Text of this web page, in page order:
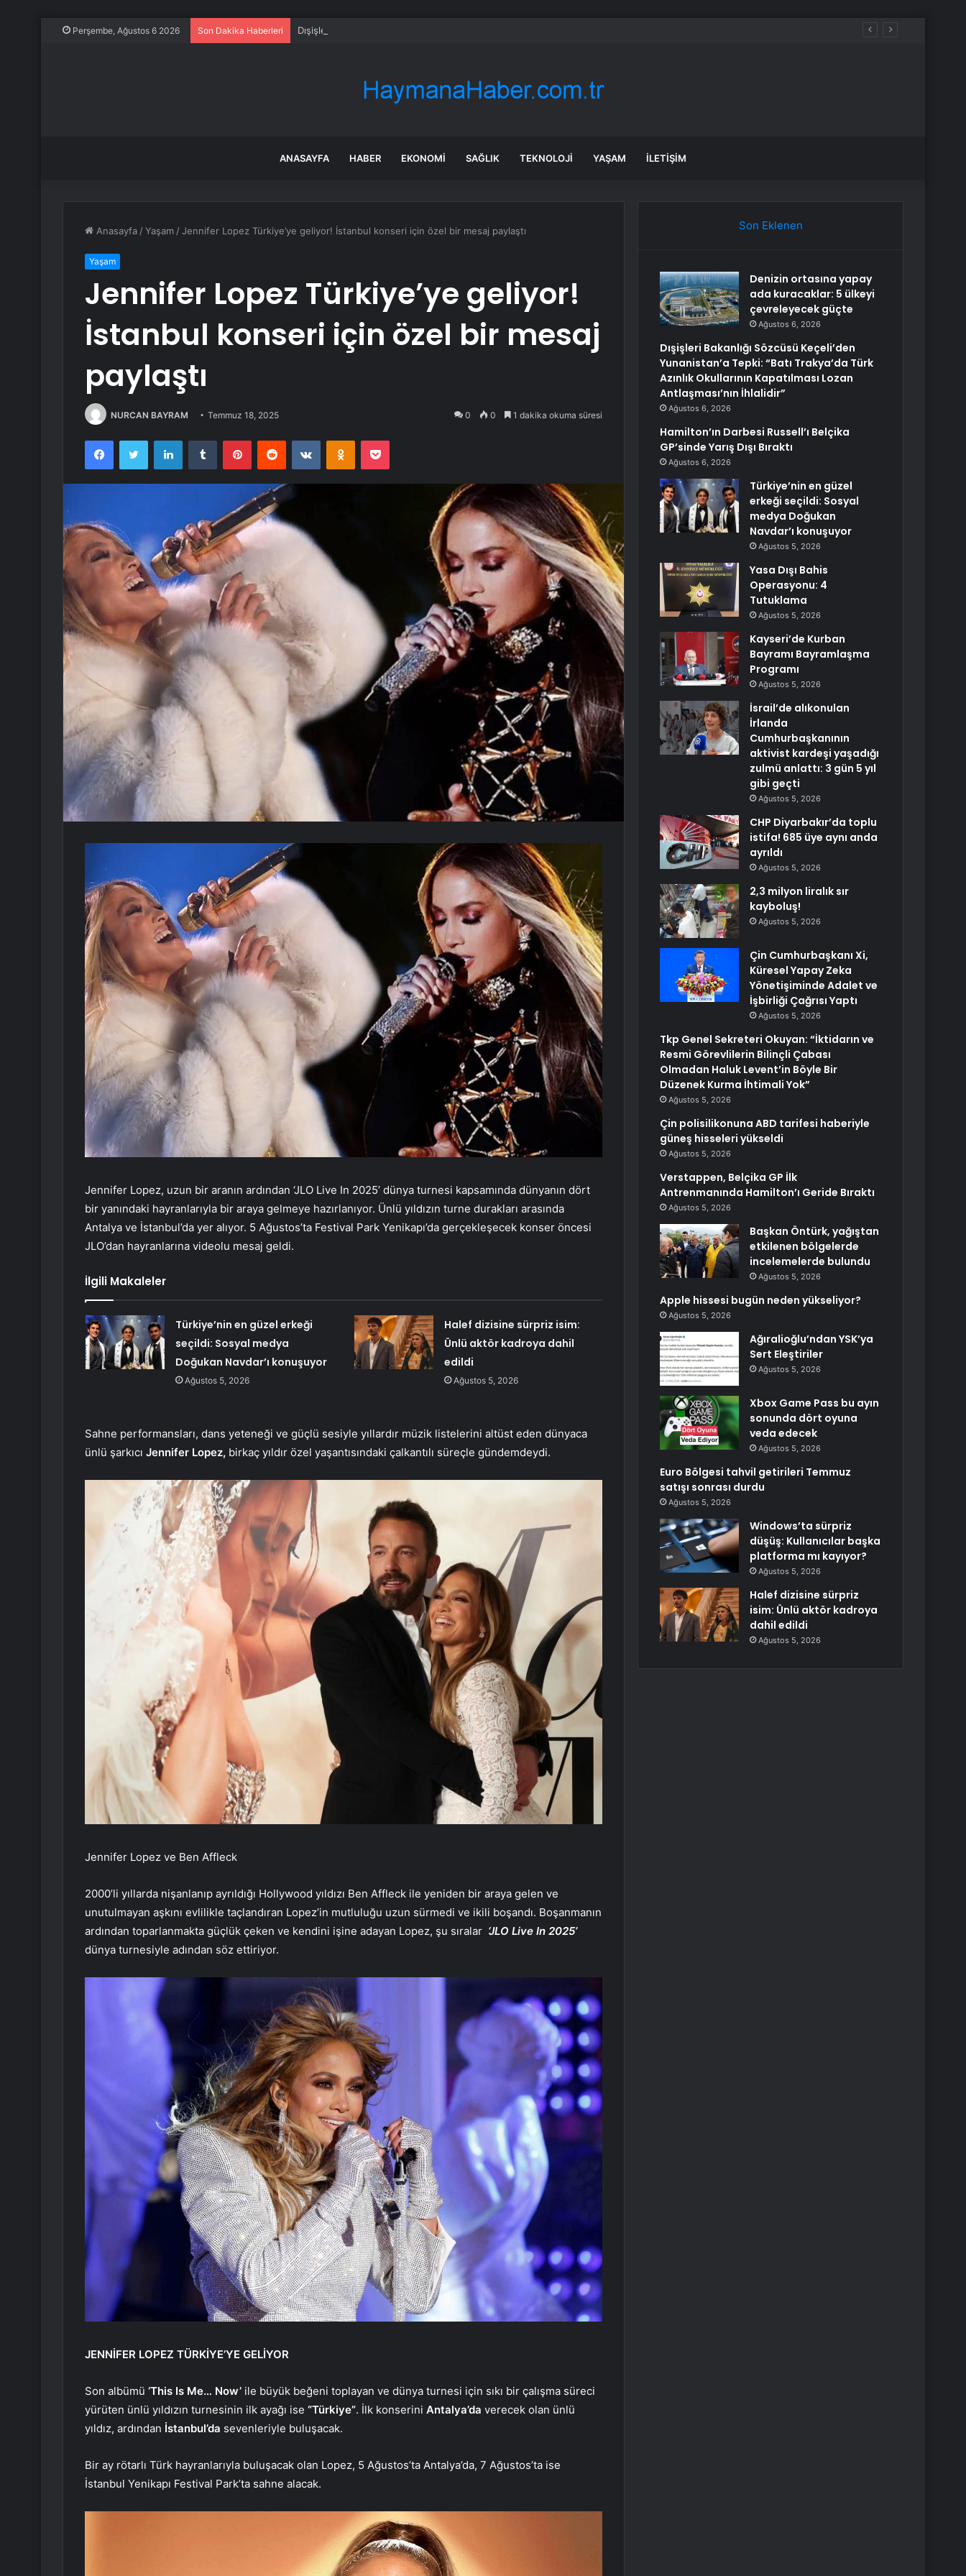
Perşembe, Ağustos 6 2026 Son Dakika Haberleri
ANASAYFA HABER EKONOMI SAĞLIK TEKNOLOJI YAŞAM İLETIŞIM
Anasayfa /Yaşam /Jennifer Lopez Türkiye’ye geliyor! İstanbul konseri için özel bir mesaj paylaştı
Yaşam
Jennifer Lopez Türkiye’ye geliyor!
İstanbul konseri için özel bir mesaj
paylaştı
NURCAN BAYRAM Temmuz 18, 2025 0 0 1 dakika okuma süresi
FacebookTwitter LinkedInTumblr PinterestReddit VKontakteOdnoklassniki
Pocket
Jennifer Lopez, uzun bir aranın ardından ‘JLO Live In 2025’ dünya turnesi kapsamında dünyanın dört
bir yanındaki hayranlarıyla bir araya gelmeye hazırlanıyor. Ünlü yıldızın turne durakları arasında
Antalya ve İstanbul’da yer alıyor. 5 Ağustos’ta Festival Park Yenikapı’da gerçekleşecek konser öncesi
JLO’dan hayranlarına videolu mesaj geldi.
İlgili Makaleler
Türkiye’nin en güzel erkeği
seçildi: Sosyal medya
Doğukan Navdar’ı konuşuyor
Ağustos 5, 2026
Halef dizisine sürpriz isim:
Ünlü aktör kadroya dahil
edildi
Ağustos 5, 2026
Sahne performansları, dans yeteneği ve güçlü sesiyle yıllardır müzik listelerini altüst eden dünyaca
ünlü şarkıcı Jennifer Lopez, birkaç yıldır özel yaşantısındaki çalkantılı süreçle gündemdeydi.
Jennifer Lopez ve Ben Affleck
2000’li yıllarda nişanlanıp ayrıldığı Hollywood yıldızı Ben Affleck ile yeniden bir araya gelen ve
unutulmayan aşkını evlilikle taçlandıran Lopez’in mutluluğu uzun sürmedi ve ikili boşandı. Boşanmanın
ardından toparlanmakta güçlük çeken ve kendini işine adayan Lopez, şu sıralar ‘JLO Live In 2025’
dünya turnesiyle adından söz ettiriyor.
JENNİFER LOPEZ TÜRKİYE’YE GELİYOR
Son albümü ‘This Is Me… Now’ ile büyük beğeni toplayan ve dünya turnesi için sıkı bir çalışma süreci
yürüten ünlü yıldızın turnesinin ilk ayağı ise “Türkiye”. İlk konserini Antalya’da verecek olan ünlü
yıldız, ardından İstanbul’da sevenleriyle buluşacak.
Bir ay rötarlı Türk hayranlarıyla buluşacak olan Lopez, 5 Ağustos’ta Antalya’da, 7 Ağustos’ta ise
İstanbul Yenikapı Festival Park’ta sahne alacak.
Son Eklenen
Denizin ortasına yapay
ada kuracaklar: 5 ülkeyi
çevreleyecek güçte
Ağustos 6, 2026
Dışişleri Bakanlığı Sözcüsü Keçeli’den
Yunanistan’a Tepki: “Batı Trakya’da Türk
Azınlık Okullarının Kapatılması Lozan
Antlaşması’nın İhlalidir”
Ağustos 6, 2026
Hamilton’ın Darbesi Russell’ı Belçika
GP’sinde Yarış Dışı Bıraktı
Ağustos 6, 2026
Türkiye’nin en güzel
erkeği seçildi: Sosyal
medya Doğukan
Navdar’ı konuşuyor
Ağustos 5, 2026
Yasa Dışı Bahis
Operasyonu: 4
Tutuklama
Ağustos 5, 2026
Kayseri’de Kurban
Bayramı Bayramlaşma
Programı
Ağustos 5, 2026
İsrail’de alıkonulan
İrlanda
Cumhurbaşkanının
aktivist kardeşi yaşadığı
zulmü anlattı: 3 gün 5 yıl
gibi geçti
Ağustos 5, 2026
CHP Diyarbakır’da toplu
istifa! 685 üye aynı anda
ayrıldı
Ağustos 5, 2026
2,3 milyon liralık sır
kayboluş!
Ağustos 5, 2026
Çin Cumhurbaşkanı Xi,
Küresel Yapay Zeka
Yönetişiminde Adalet ve
İşbirliği Çağrısı Yaptı
Ağustos 5, 2026
Tkp Genel Sekreteri Okuyan: “İktidarın ve
Resmi Görevlilerin Bilinçli Çabası
Olmadan Haluk Levent’in Böyle Bir
Düzenek Kurma İhtimali Yok”
Ağustos 5, 2026
Çin polisilikonuna ABD tarifesi haberiyle
güneş hisseleri yükseldi
Ağustos 5, 2026
Verstappen, Belçika GP İlk
Antrenmanında Hamilton’ı Geride Bıraktı
Ağustos 5, 2026
Başkan Öntürk, yağıştan
etkilenen bölgelerde
incelemelerde bulundu
Ağustos 5, 2026
Apple hissesi bugün neden yükseliyor?
Ağustos 5, 2026
Ağıralioğlu’ndan YSK’ya
Sert Eleştiriler
Ağustos 5, 2026
Xbox Game Pass bu ayın
sonunda dört oyuna
veda edecek
Ağustos 5, 2026
Euro Bölgesi tahvil getirileri Temmuz
satışı sonrası durdu
Ağustos 5, 2026
Windows’ta sürpriz
düşüş: Kullanıcılar başka
platforma mı kayıyor?
Ağustos 5, 2026
Halef dizisine sürpriz
isim: Ünlü aktör kadroya
dahil edildi
Ağustos 5, 2026